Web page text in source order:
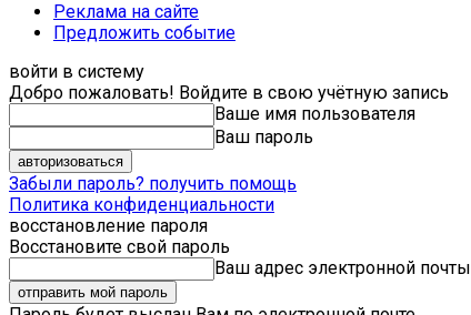
Реклама на сайте
Предложить событие
войти в систему
Добро пожаловать! Войдите в свою учётную запись
Ваше имя пользователя
Ваш пароль
Забыли пароль? получить помощь
Политика конфиденциальности
восстановление пароля
Восстановите свой пароль
Ваш адрес электронной почты